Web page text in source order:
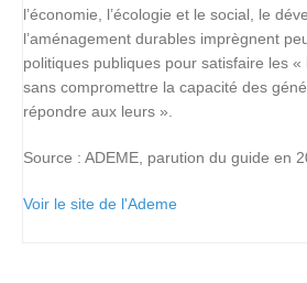
l’économie, l’écologie et le social, le
l’aménagement durables imprègnent
politiques publiques pour satisfaire les
sans compromettre la capacité des
répondre aux leurs ».
Source : ADEME, parution du guide en
Voir le site de l'Ademe